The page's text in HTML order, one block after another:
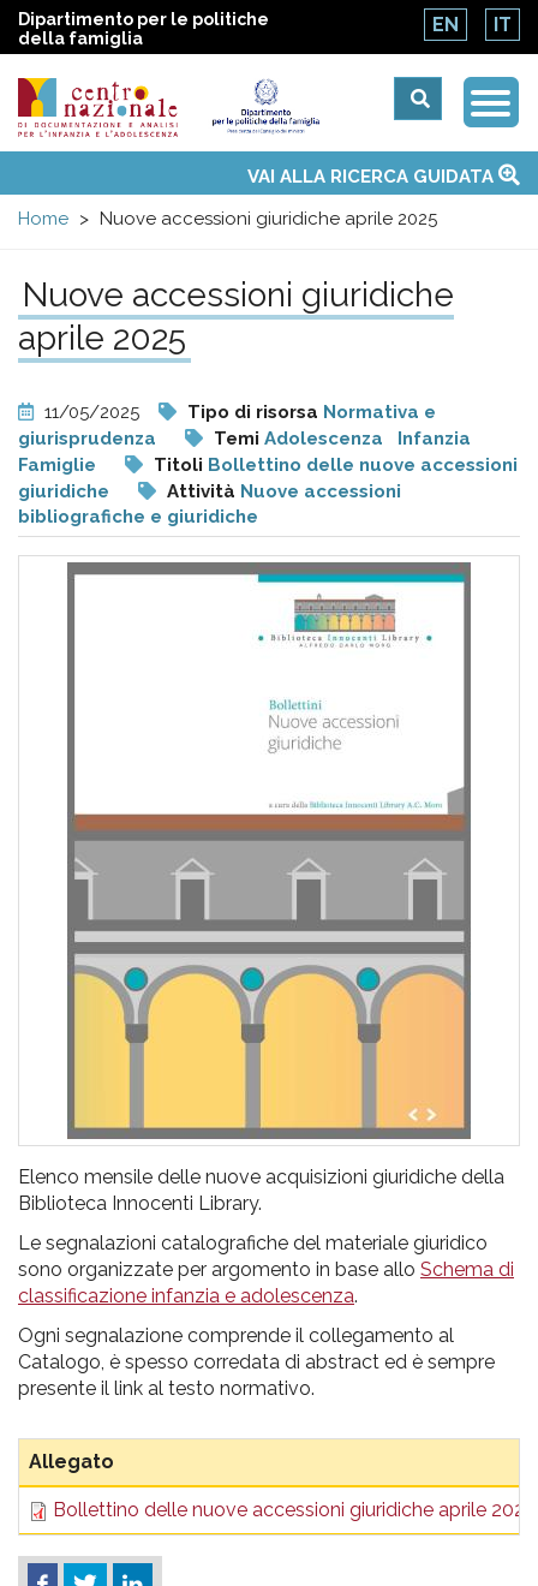
Dipartimento per le politiche
della famiglia
EN IT
Centro
nazionale
di
Documentazione
e
analisi
pr
l'infanzia
l'adolescenza
menu
Temi
Attività
Convenzione ONUVAI ALLA RICERCA GUIDATA
Home
Nuove accessioni giuridiche aprile 2025
Nuove accessioni giuridiche
aprile 2025
11/05/2025 Tipo di risorsa Normativa e
giurisprudenza
Temi Adolescenza
Infanzia
Famiglie
Titoli Bollettino delle nuove accessioni
giuridiche
Attività Nuove accessioni
bibliografiche e giuridiche
Elenco mensile delle nuove acquisizioni giuridiche della
Biblioteca Innocenti Library.
Le segnalazioni catalografiche del materiale giuridico
sono organizzate per argomento in base allo Schema di
classificazione infanzia e adolescenza.
Ogni segnalazione comprende il collegamento al
Catalogo, è spesso corredata di abstract ed è sempre
presente il link al testo normativo.
Allegato
Bollettino delle nuove accessioni giuridiche aprile 2025